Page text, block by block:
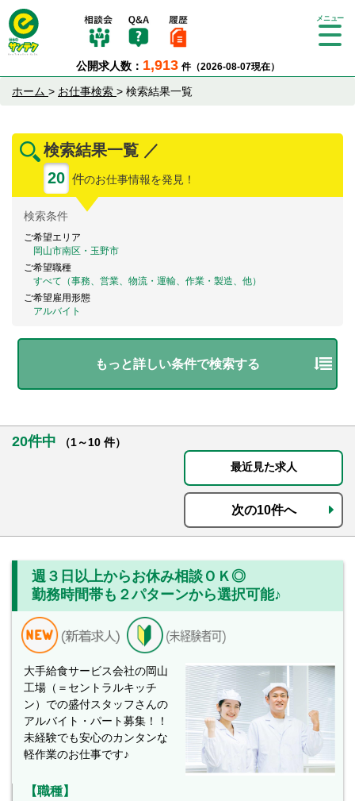
公開求人数： 1,913 件（2026-08-07現在）
Tog
ホーム > お仕事検索 > 検索結果一覧
検索結果一覧 ／
20 件のお仕事情報を発見！
検索条件
ご希望エリア
岡山市南区・玉野市
ご希望職種
すべて（事務、営業、物流・運輸、作業・製造、他）
ご希望雇用形態
アルバイト
もっと詳しい条件で検索する
20件中
（1～10 件）
最近見た求人
次の10件へ
週３日以上からお休み相談ＯＫ◎
勤務時間帯も２パターンから選択可能♪
大手給食サービス会社の岡山
工場（＝セントラルキッチ
ン）での盛付スタッフさんの
アルバイト・パート募集！！
未経験でも安心のカンタンな
軽作業のお仕事です♪
【職種】